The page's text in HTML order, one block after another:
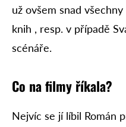
už ovšem snad
knih , resp. v případě
scénáře.
Co na filmy říkala?
Nejvíc se jí líbil Román